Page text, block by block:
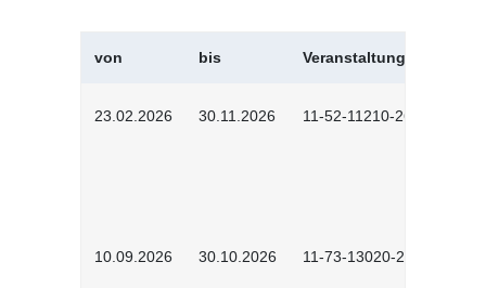
von bis Veranstaltungskürzel
23.02.2026 30.11.2026 11-52-11210-2602
10.09.2026 30.10.2026 11-73-13020-2601